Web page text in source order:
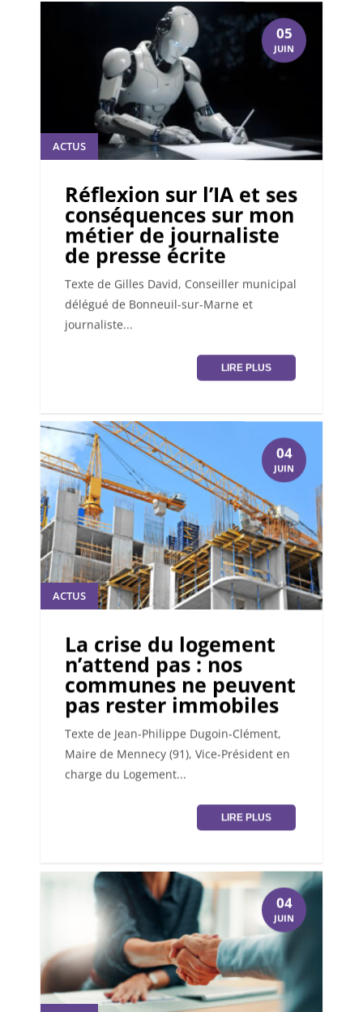
05
JUIN
ACTUS
Réflexion sur l’IA et ses
conséquences sur mon
métier de journaliste
de presse écrite
Texte de Gilles David, Conseiller municipal
délégué de Bonneuil-sur-Marne et
journaliste...
LIRE PLUS
04
JUIN
ACTUS
La crise du logement
n’attend pas : nos
communes ne peuvent
pas rester immobiles
Texte de Jean-Philippe Dugoin-Clément,
Maire de Mennecy (91), Vice-Président en
charge du Logement...
LIRE PLUS
04
JUIN